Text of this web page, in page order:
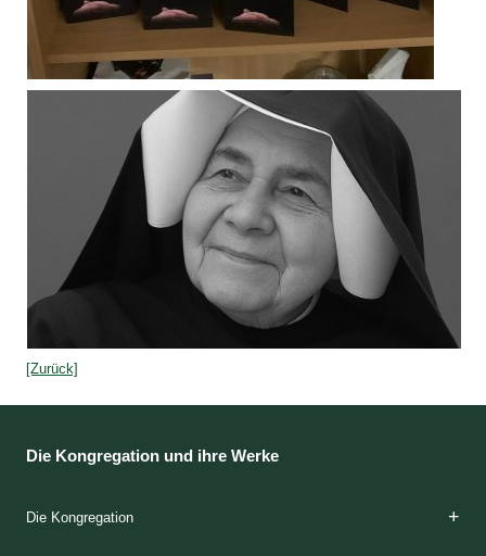
[Zurück]
Die Kongregation und ihre Werke
Die Kongregation